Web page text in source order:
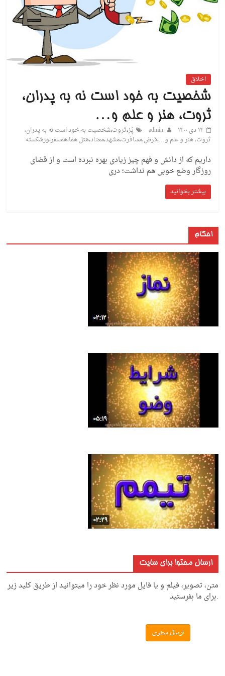
اخلاق
شخصیت به خود است نه به پدران،
ثروت، هنر و علم و…
۱۴ دی ۱۴۰۰ admin پُز،ثروت،شخصیت به خود است نه به پدران،
ثروت، هنر و علم و…،قرض،مسافرت،مشهد،معتاد،هتل هما،همسفر،ورشکسته
داریم که از دانش و فهم چیز زیادی بهره نبرده است و از قضای
روزگار وضع خوبی هم نداشت؛ دری
بیشتر بخوانید
احکام
ارسال محتوا برای سایت
متن، تصویر، فیلم و یا فایل مورد نظر خود را میتوانید از طریق کلید زیر
.برای ما بفرستید